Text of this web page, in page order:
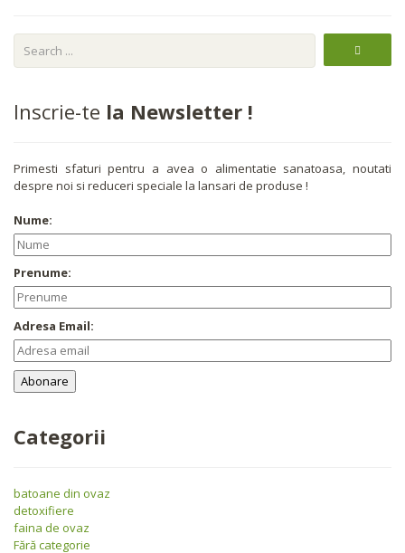
Inscrie-te la Newsletter !
Primesti sfaturi pentru a avea o alimentatie sanatoasa, noutati
despre noi si reduceri speciale la lansari de produse !
Nume:
Prenume:
Adresa Email:
Categorii
batoane din ovaz
detoxifiere
faina de ovaz
Fără categorie